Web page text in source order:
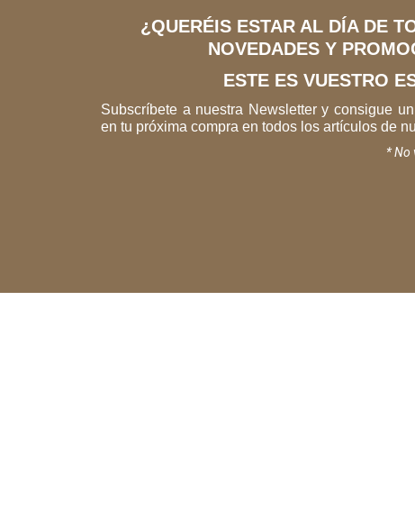
¿QUERÉIS ESTAR AL DÍA DE
NOVEDADES Y
ESTE ES VUESTRO
Subscríbete a nuestra Newsletter y consigue un
en tu próxima compra en todos los artículos de
* No